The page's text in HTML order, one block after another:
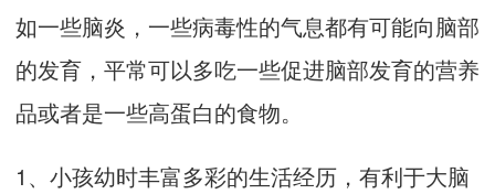
如一些脑炎，一些病毒性的气息都有可能向脑部
的发育，平常可以多吃一些促进脑部发育的营养
品或者是一些高蛋白的食物。
1、小孩幼时丰富多彩的生活经历，有利于大脑